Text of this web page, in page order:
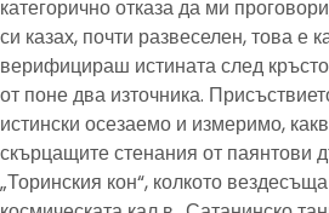
категорично отказа да ми
си казах, почти развеселен, това е
верифицираш истината след
от поне два източника.
истински осезаемо и измеримо,
скърцащите стенания от паянтови
„Торинския кон“, колкото